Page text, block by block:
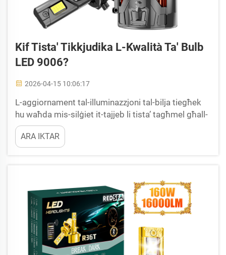
Kif Tista' Tikkjudika L-Kwalità Ta' Bulb
LED 9006?
2026-04-15 10:06:17
L-aggiornament tal-illuminazzjoni tal-bilja tiegħek
hu waħda mis-silġiet it-tajjeb li tista’ tagħmel għall-
iżda u għall-estetika. Madankollu, il-biżness hu
mimli ta’ għożzi, li jagħmel lil hekk diffiċli li
tiddistingwi bejn komponent b’prestazzjoni għolja
ARA IKTAR